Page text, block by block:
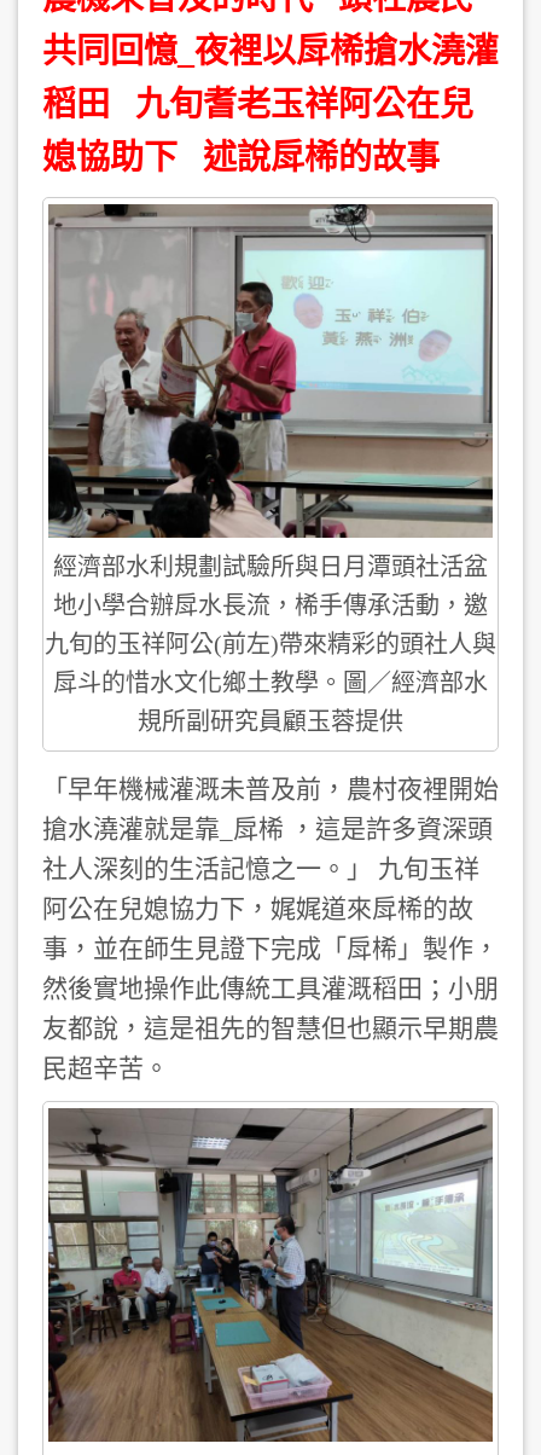
共同回憶_夜裡以戽桸搶水澆灌
稻田 九旬耆老玉祥阿公在兒
媳協助下 述說戽桸的故事
經濟部水利規劃試驗所與日月潭頭社活盆
地小學合辦戽水長流，桸手傳承活動，邀
九旬的玉祥阿公(前左)帶來精彩的頭社人與
戽斗的惜水文化鄉土教學。圖／經濟部水
規所副研究員顧玉蓉提供
「早年機械灌溉未普及前，農村夜裡開始
搶水澆灌就是靠_戽桸 ，這是許多資深頭
社人深刻的生活記憶之一。」 九旬玉祥
阿公在兒媳協力下，娓娓道來戽桸的故
事，並在師生見證下完成「戽桸」製作，
然後實地操作此傳統工具灌溉稻田；小朋
友都說，這是祖先的智慧但也顯示早期農
民超辛苦。